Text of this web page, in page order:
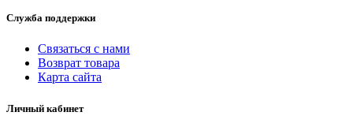
Служба поддержки
Связаться с нами
Возврат товара
Карта сайта
Личный кабинет